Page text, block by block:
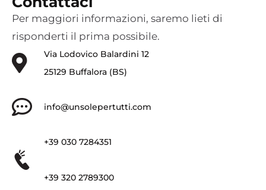
Per maggiori informazioni, saremo lieti di
risponderti il prima possibile.
Via Lodovico Balardini 12
25129 Buffalora (BS)
info@unsolepertutti.com
+39 030 7284351
+39 320 2789300